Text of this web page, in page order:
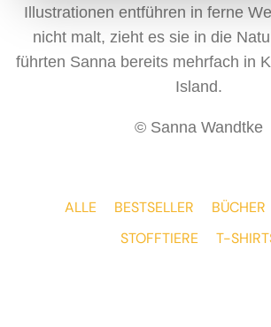
Illustrationen entführen in ferne
nicht malt, zieht es sie in die
führten Sanna bereits mehrfach in
Island.
© Sanna Wandtke
ALLE BESTSELLER BÜCHER
STOFFTIERE
T-